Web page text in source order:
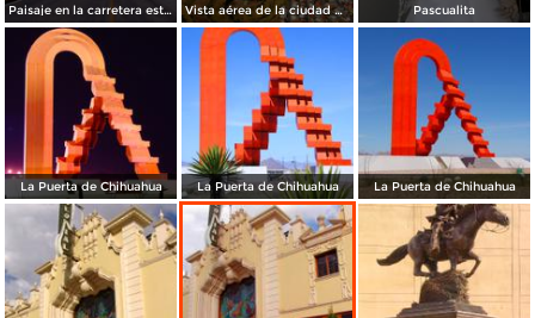
Paisaje en la carretera estatal 160 Vista aérea de la ciudad de Chihuahua Pascualita
La Puerta de Chihuahua La Puerta de Chihuahua La Puerta de Chihuahua